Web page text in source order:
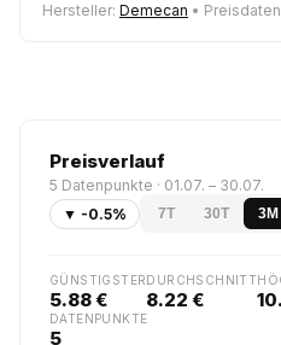
Hersteller: Demecan •
Preisverlauf
5 Datenpunkte · 01.07. – 30.07.
▼ -0.5%
7T 30T 3M
GÜNSTIGSTER
5.88 €
DURCHSCHNITT
8.22 €
DATENPUNKTE
5